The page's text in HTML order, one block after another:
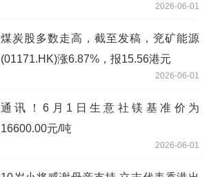
2026-06-01
煤炭股多数走高，截至发稿，兖矿能源
(01171.HK)涨6.87%，报15.56港元
2026-06-01
通讯！6月1日生意社镁基准价为
16600.00元/吨
2026-06-01